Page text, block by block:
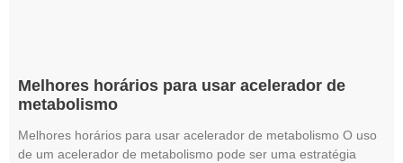
Melhores horários para usar acelerador de
metabolismo
Melhores horários para usar acelerador de metabolismo O uso
de um acelerador de metabolismo pode ser uma estratégia